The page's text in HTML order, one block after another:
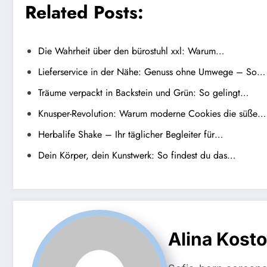
Related Posts:
Die Wahrheit über den bürostuhl xxl: Warum…
Lieferservice in der Nähe: Genuss ohne Umwege – So…
Träume verpackt in Backstein und Grün: So gelingt…
Knusper-Revolution: Warum moderne Cookies die süße…
Herbalife Shake – Ihr täglicher Begleiter für…
Dein Körper, dein Kunstwerk: So findest du das…
Alina